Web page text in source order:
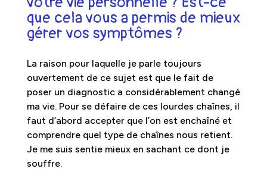
que cela vous a permis de mieux
gérer vos symptômes ?
La raison pour laquelle je parle toujours
ouvertement de ce sujet est que le fait de
poser un diagnostic a considérablement changé
ma vie. Pour se défaire de ces lourdes chaînes, il
faut d’abord accepter que l’on est enchaîné et
comprendre quel type de chaînes nous retient.
Je me suis sentie mieux en sachant ce dont je
souffre.